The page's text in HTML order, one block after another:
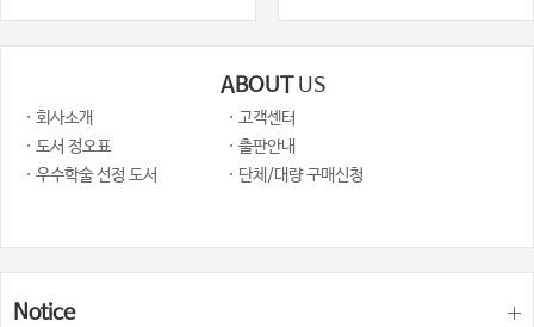
ABOUT US
· 회사소개
· 고객센터
· 도서 정오표
· 출판안내
· 우수학술 선정 도서
· 단체/대량 구매신청
Notice